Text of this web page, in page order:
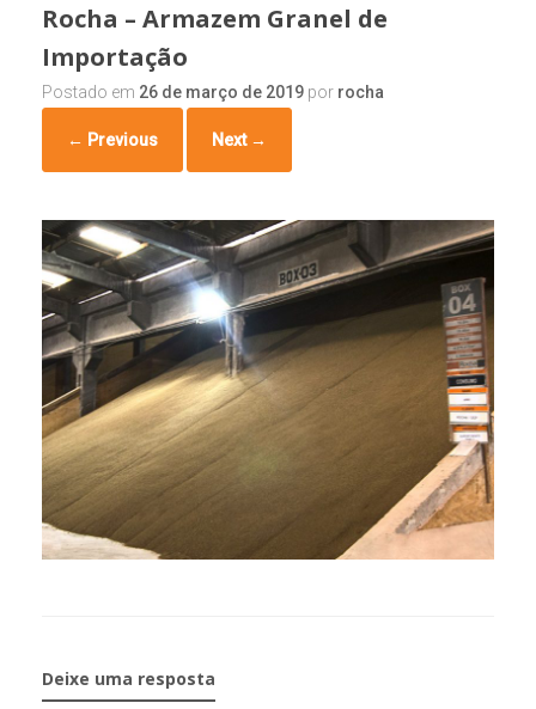
Rocha – Armazem Granel de
Importação
Postado em 26 de março de 2019 por rocha
← Previous Next →
Deixe uma resposta